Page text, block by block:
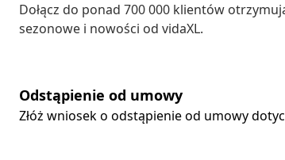
Dołącz do ponad 700 000 klientów
sezonowe i nowości od vidaXL.
Odstąpienie od umowy
Złóż wniosek o odstąpienie od umowy